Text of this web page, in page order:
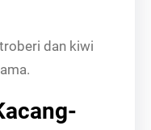
dan kiwi